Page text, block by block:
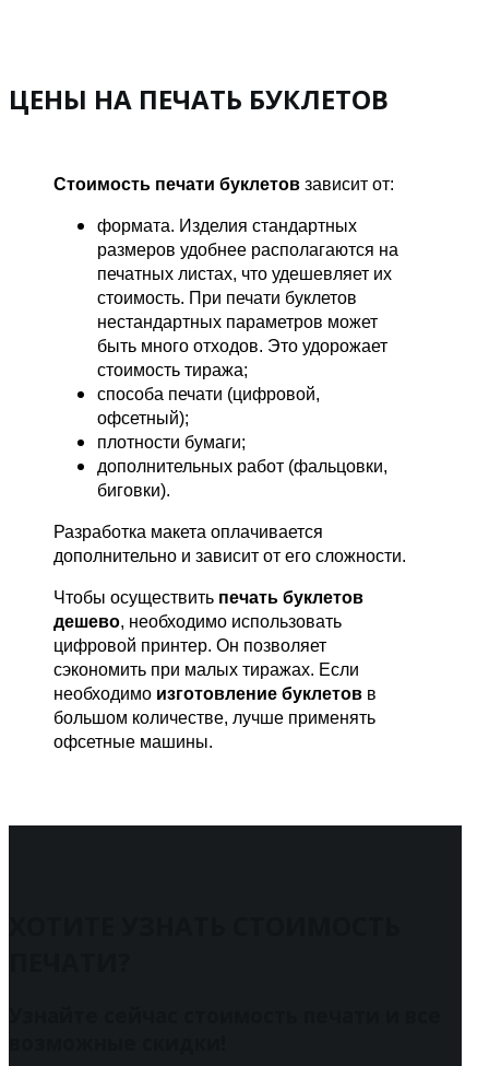
ЦЕНЫ НА ПЕЧАТЬ БУКЛЕТОВ
Стоимость печати буклетов зависит от:
формата. Изделия стандартных
размеров удобнее располагаются на
печатных листах, что удешевляет их
стоимость. При печати буклетов
нестандартных параметров может
быть много отходов. Это удорожает
стоимость тиража;
способа печати (цифровой,
офсетный);
плотности бумаги;
дополнительных работ (фальцовки,
биговки).
Разработка макета оплачивается
дополнительно и зависит от его сложности.
Чтобы осуществить печать буклетов
дешево, необходимо использовать
цифровой принтер. Он позволяет
сэкономить при малых тиражах. Если
необходимо изготовление буклетов в
большом количестве, лучше применять
офсетные машины.